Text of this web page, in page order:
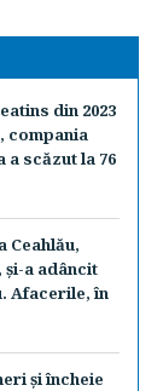
din 2023
compania
a scăzut la 76
Ceahlău,
a adâncit
Afacerile, în
şi încheie